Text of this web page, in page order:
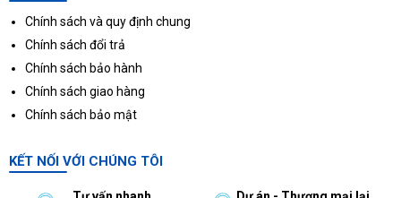
Chính sách và quy định chung
Chính sách đổi trả
Chính sách bảo hành
Chính sách giao hàng
Chính sách bảo mật
KẾT NỐI VỚI CHÚNG TÔI